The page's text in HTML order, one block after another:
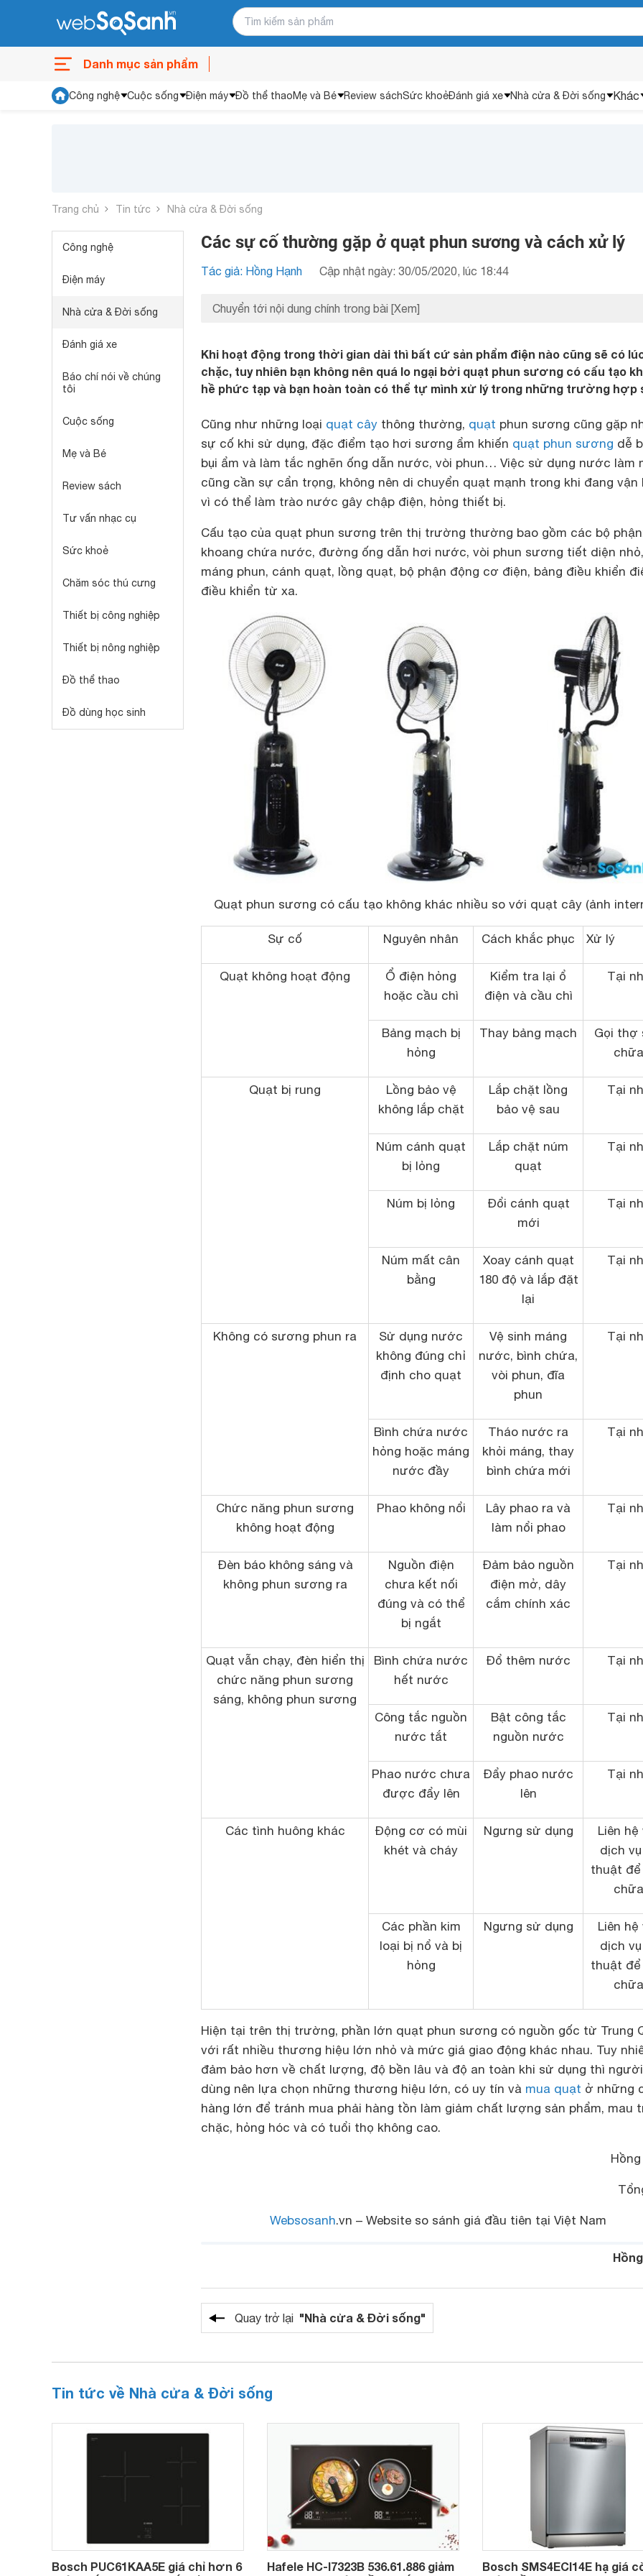
Danh mục sản phẩm
Công nghệ Cuộc sống Điện máy Đồ thể thaoMẹ và Bé Review sáchSức khoẻĐánh giá xe Nhà cửa & Đời sống Khác
Trang chủ Tin tức Nhà cửa & Đời sống
Công nghệ
Điện máy
Nhà cửa & Đời sống
Đánh giá xe
Báo chí nói về chúng
tôi
Cuộc sống
Mẹ và Bé
Review sách
Tư vấn nhạc cụ
Sức khoẻ
Chăm sóc thú cưng
Thiết bị công nghiệp
Thiết bị nông nghiệp
Đồ thể thao
Đồ dùng học sinh
Các sự cố thường gặp ở quạt phun sương và cách xử lý
Tác giả: Hồng Hạnh Cập nhật ngày: 30/05/2020, lúc 18:44
Chuyển tới nội dung chính trong bài [Xem]
Khi hoạt động trong thời gian dài thì bất cứ sản phẩm điện nào cũng sẽ có
chặc, tuy nhiên bạn không nên quá lo ngại bởi quạt phun sương có cấu tạo
hề phức tạp và bạn hoàn toàn có thể tự mình xử lý trong những trường hợp
Cũng như những loại quạt cây thông thường, quạt phun sương cũng gặp
sự cố khi sử dụng, đặc điểm tạo hơi sương ẩm khiến quạt phun sương dễ
bụi ẩm và làm tắc nghẽn ống dẫn nước, vòi phun… Việc sử dụng nước làm
cũng cần sự cẩn trọng, không nên di chuyển quạt mạnh trong khi đang vận
vì có thể làm trào nước gây chập điện, hỏng thiết bị.
Cấu tạo của quạt phun sương trên thị trường thường bao gồm các bộ
khoang chứa nước, đường ống dẫn hơi nước, vòi phun sương tiết diện nhỏ,
máng phun, cánh quạt, lồng quạt, bộ phận động cơ điện, bảng điều khiển
điều khiển từ xa.
Quạt phun sương có cấu tạo không khác nhiều so với quạt cây (ảnh
Sự cố Nguyên nhân Cách khắc phục Xử lý
Quạt không hoạt động
Ổ điện hỏng
hoặc cầu chì
Kiểm tra lại ổ
điện và cầu chì
Tại
Bảng mạch bị
hỏng
Thay bảng mạch
Gọi thợ
chữa
Quạt bị rung
Lồng bảo vệ
không lắp chặt
Lắp chặt lồng
bảo vệ sau
Tại
Núm cánh quạt
bị lỏng
Lắp chặt núm
quạt
Tại
Núm bị lỏng
Đổi cánh quạt
mới
Tại
Núm mất cân
bằng
Xoay cánh quạt
180 độ và lắp đặt
lại
Tại
Không có sương phun ra
Sử dụng nước
không đúng chỉ
định cho quạt
Vệ sinh máng
nước, bình chứa,
vòi phun, đĩa
phun
Tại
Bình chứa nước
hỏng hoặc máng
nước đầy
Tháo nước ra
khỏi máng, thay
bình chứa mới
Tại
Chức năng phun sương
không hoạt động
Phao không nổi
Lây phao ra và
làm nổi phao
Tại
Đèn báo không sáng và
không phun sương ra
Nguồn điện
chưa kết nối
đúng và có thể
bị ngắt
Đảm bảo nguồn
điện mở, dây
cắm chính xác
Tại
Quạt vẫn chạy, đèn hiển thị
chức năng phun sương
sáng, không phun sương
Bình chứa nước
hết nước
Đổ thêm nước Tại
Công tắc nguồn
nước tắt
Bật công tắc
nguồn nước
Tại
Phao nước chưa
được đẩy lên
Đẩy phao nước
lên
Tại
Các tình huông khác
Động cơ có mùi
khét và cháy
Ngưng sử dụng
Liên hệ
dịch
thuật
chữa
Các phần kim
loại bị nổ và bị
hỏng
Ngưng sử dụng
Liên hệ
dịch
thuật
chữa
Hiện tại trên thị trường, phần lớn quạt phun sương có nguồn gốc từ Trung
với rất nhiều thương hiệu lớn nhỏ và mức giá giao động khác nhau. Tuy
đảm bảo hơn về chất lượng, độ bền lâu và độ an toàn khi sử dụng thì người
dùng nên lựa chọn những thương hiệu lớn, có uy tín và mua quạt ở những
hàng lớn để tránh mua phải hàng tồn làm giảm chất lượng sản phẩm, mau
chặc, hỏng hóc và có tuổi thọ không cao.
Websosanh.vn – Website so sánh giá đầu tiên tại Việt Nam
Quay trở lại "Nhà cửa & Đời sống"
Tin tức về Nhà cửa & Đời sống
Bosch PUC61KAA5E giá chỉ hơn 6
Hafele HC-I7323B 536.61.886 giảm
Bosch SMS4ECI14E hạ giá